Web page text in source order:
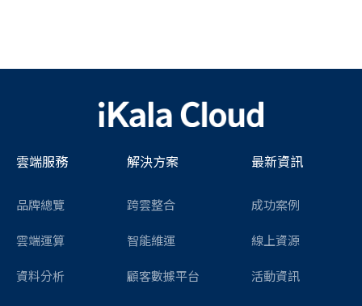
雲端服務
品牌總覽
雲端運算
資料分析
解決方案
跨雲整合
智能維運
顧客數據平台
最新資訊
成功案例
線上資源
活動資訊